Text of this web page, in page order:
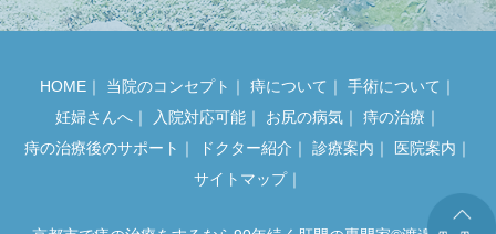
HOME｜ 当院のコンセプト ｜ 痔について ｜ 手術について ｜
妊婦さんへ｜ 入院対応可能｜ お尻の病気｜ 痔の治療 ｜
痔の治療後のサポート ｜ ドクター紹介 ｜ 診療案内 ｜ 医院案内 ｜
サイトマップ｜